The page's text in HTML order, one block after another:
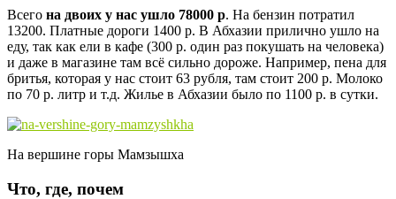
Всего на двоих у нас ушло 78000 р. На бензин потратил
13200. Платные дороги 1400 р. В Абхазии прилично ушло на
еду, так как ели в кафе (300 р. один раз покушать на человека)
и даже в магазине там всё сильно дороже. Например, пена для
бритья, которая у нас стоит 63 рубля, там стоит 200 р. Молоко
по 70 р. литр и т.д. Жилье в Абхазии было по 1100 р. в сутки.
На вершине горы Мамзышха
Что, где, почем